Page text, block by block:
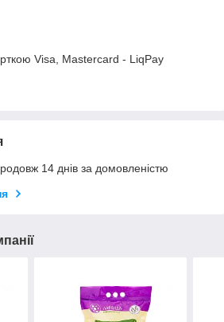
Visa, Mastercard - LiqPay
14 днів за домовленістю